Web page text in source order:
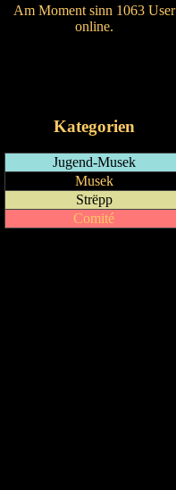
Am Moment sinn 1063 User
online.
Kategorien
Jugend-Musek
Musek
Strëpp
Comité